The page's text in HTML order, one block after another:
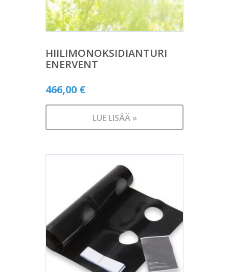
HIILIMONOKSIDIANTURI
ENERVENT
466,00 €
LUE LISÄÄ »